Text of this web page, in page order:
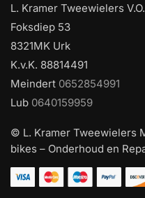
L. Kramer Tweewielers
Foksdiep 53
8321MK Urk
K.v.K. 88814491
Meindert 0652854991
Lub 0640159959
© L. Kramer Tweewielers
bikes – Onderhoud en